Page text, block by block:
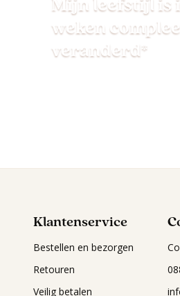
weken
veranderd*
Klantenservice
Bestellen en bezorgen
Retouren
Veilig betalen